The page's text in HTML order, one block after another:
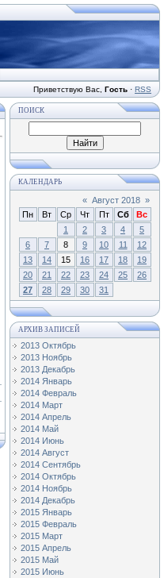
Приветствую Вас Гость · RSS
ПОИСК
КАЛЕНДАРЬ
« Август 2018 »
Пн
Вт Ср Чт Пт Сб
Вс
1
2 3 4
5
6
7 8 9 10 11
12
13
14 15 16 17 18
19
20
21 22 23 24 25
26
27
28 29 30 31
АРХИВ ЗАПИСЕЙ
2013 Октябрь
2013 Ноябрь
2013 Декабрь
2014 Январь
2014 Февраль
2014 Март
2014 Апрель
2014 Май
2014 Июнь
2014 Август
2014 Сентябрь
2014 Октябрь
2014 Ноябрь
2014 Декабрь
2015 Январь
2015 Февраль
2015 Март
2015 Апрель
2015 Май
2015 Июнь